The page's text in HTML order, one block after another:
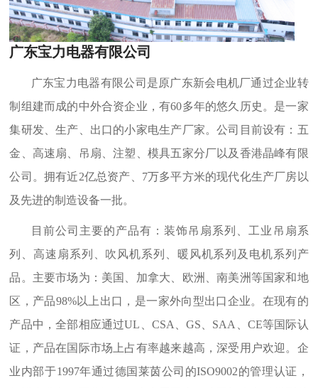
广东宝力电器有限公司
广东宝力电器有限公司是原广东新会电机厂通过企业转
制组建而成的中外合资企业，有60多年的悠久历史。是一家
集研发、生产、出口的小家电生产厂家。公司目前设有：五
金、高速扇、吊扇、注塑、模具五家分厂以及香港晶峰有限
公司。拥有近2亿总资产、7万多平方米的现代化生产厂房以
及先进的制造设备一批。
目前公司主要的产品有：装饰吊扇系列、工业吊扇系
列、高速扇系列、吹风机系列、暖风机系列及电机系列产
品。主要市场为：美国、加拿大、欧洲、南美洲等国家和地
区，产品98%以上出口，是一家外向型出口企业。在现有的
产品中，全部相应通过UL、CSA、GS、SAA、CE等国际认
证，产品在国际市场上占有率越来越高，深受用户欢迎。企
业内部于1997年通过德国莱茵公司的ISO9002的管理认证，